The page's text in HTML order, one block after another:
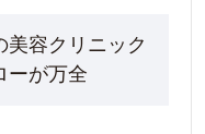
容クリニック
ーが万全